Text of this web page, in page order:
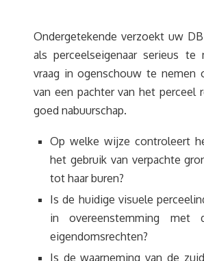
Ondergetekende verzoekt uw
als perceelseigenaar serieus te
vraag in ogenschouw te nemen
van een pachter van het perceel
goed nabuurschap.
Op welke wijze controleert
het gebruik van verpachte
tot haar buren?
Is de huidige visuele
in overeenstemming met
eigendomsrechten?
Is de waarneming van de